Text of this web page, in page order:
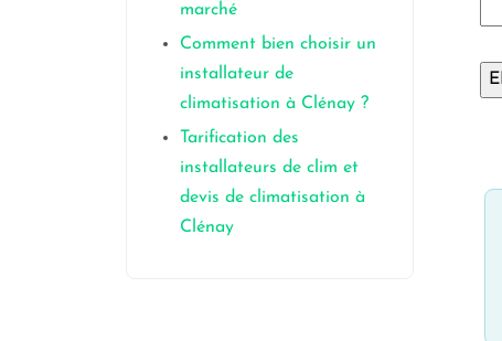
marché
Comment bien choisir un
installateur de
climatisation à Clénay ?
Tarification des
installateurs de clim et
devis de climatisation à
Clénay